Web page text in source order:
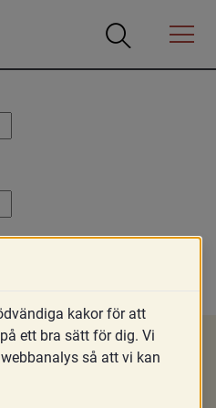
Öppna
Öppna
Menyn
kakor för att
ett bra sätt för dig. Vi
så att vi kan